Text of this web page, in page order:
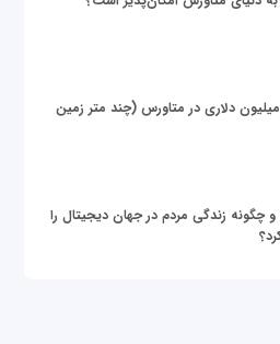
خرید زمین 4.3 میلیون دلاری در متاورس (چند متر زمین
زندگی مردم در جهان دیجیتال را